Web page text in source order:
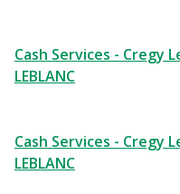
Cash Services - Cregy
LEBLANC
Cash Services - Cregy
LEBLANC